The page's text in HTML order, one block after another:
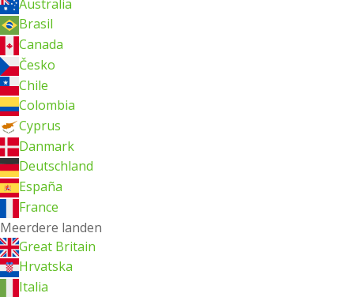
Australia
Brasil
Canada
Česko
Chile
Colombia
Cyprus
Danmark
Deutschland
España
France
Meerdere landen
Great Britain
Hrvatska
Italia